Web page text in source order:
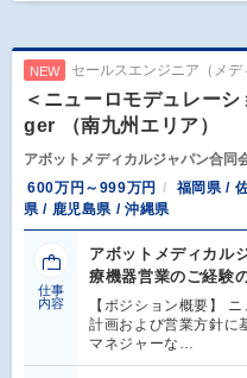
NEW セールスエンジニア（メデ
＜ニューロモデュレー
ger （南九州エリア）
アボットメディカルジャパン合同
600万円～999万円
福岡県 /
県 / 鹿児島県 / 沖縄県
仕事
内容
アボットメディカル
療機器営業のご経験
【ポジション概要】
計画および営業方針に
マネジャーな…